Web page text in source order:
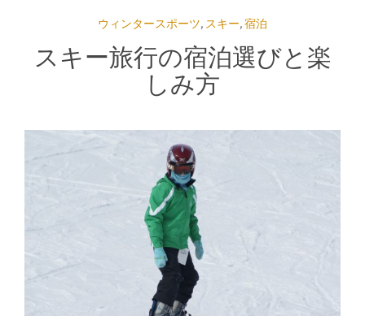
ウィンタースポーツ, スキー,宿泊
スキー旅行の宿泊選びと楽
しみ方